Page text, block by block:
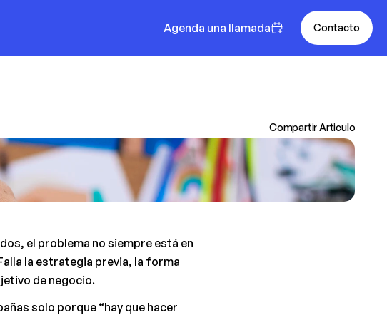
Agenda una llamada Contacto
Compartir Articulo
el problema no siempre está en
la estrategia previa, la forma
de negocio.
solo porque “hay que hacer